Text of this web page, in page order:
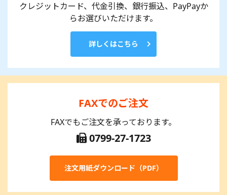
クレジットカード、代金引換、銀行振込、PayPayか
らお選びいただけます。
詳しくはこちら
FAXでのご注文
FAXでもご注文を承っております。
0799-27-1723
注文用紙ダウンロード（PDF）